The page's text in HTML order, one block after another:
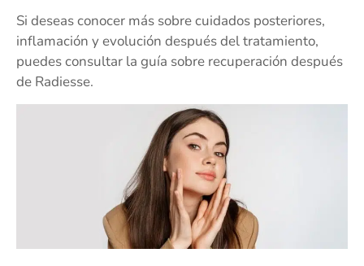
Si deseas conocer más sobre cuidados posteriores,
inflamación y evolución después del tratamiento,
puedes consultar la guía sobre recuperación después
de Radiesse.